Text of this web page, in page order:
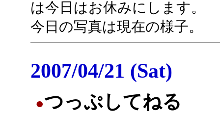
は今日はお休みにします。
今日の写真は現在の様子。
2007/04/21 (Sat)
●つっぷしてねる